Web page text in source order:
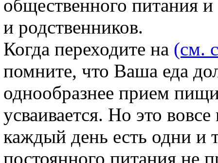
общественного питания
и родственников.
Когда переходите на (см.
помните, что Ваша еда
однообразнее прием
усваивается. Но это
каждый день есть одни и
постоянного питания не